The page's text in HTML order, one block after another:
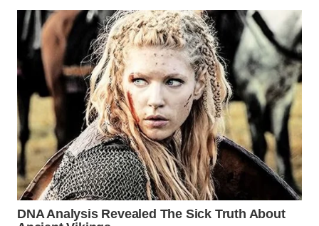
NIAS
WN
LANGKAT
WN
TAPANULI
SELATAN
WN
TANJUNG
LESUNG